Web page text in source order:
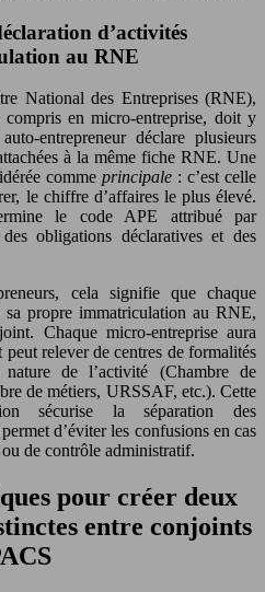
d’activités
au RNE
National des Entreprises (RNE),
en micro-entreprise, doit y
entrepreneur déclare plusieurs
à la même fiche RNE. Une
comme principale : c’est celle
le chiffre d’affaires le plus élevé.
le code APE attribué par
obligations déclaratives et des
cela signifie que chaque
propre immatriculation au RNE,
Chaque micro-entreprise aura
relever de centres de formalités
de l’activité (Chambre de
de métiers, URSSAF, etc.). Cette
sécurise la séparation des
d’éviter les confusions en cas
de contrôle administratif.
pour créer deux
entre conjoints